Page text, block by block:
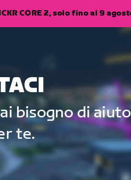
CORE 2, solo fino al 9
bisogno di
te.